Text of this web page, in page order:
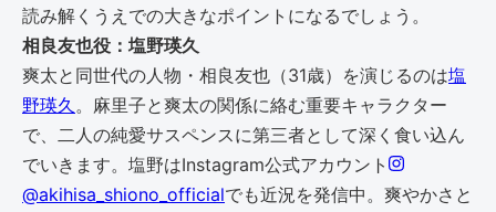
読み解くうえでの大きなポイントになるでしょう。
相良友也役：塩野瑛久
爽太と同世代の人物・相良友也（31歳）を演じるのは塩
野瑛久。麻里子と爽太の関係に絡む重要キャラクター
で、二人の純愛サスペンスに第三者として深く食い込ん
でいきます。塩野はInstagram公式アカウント
@akihisa_shiono_officialでも近況を発信中。爽やかさと